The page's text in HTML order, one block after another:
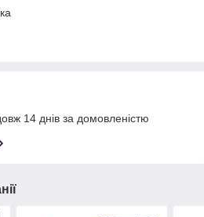
14 днів за домовленістю